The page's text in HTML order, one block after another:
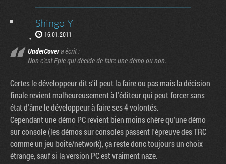
Shingo-Y
16.01.2011
UnderCovera écrit :
Non c'est Epic qui décide de faire une démo ou non.
Certes le développeur dit s'il peut la faire ou pas mais la décision
finale revient malheureusement à l'éditeur qui peut forcer sans
état d'âme le développeur à faire ses 4 volontés.
Cependant une démo PC revient bien moins chère qu'une démo
sur console (les démos sur consoles passent l'épreuve des TRC
comme un jeu boite/network), ça reste donc toujours un choix
étrange, sauf si la version PC est vraiment naze.